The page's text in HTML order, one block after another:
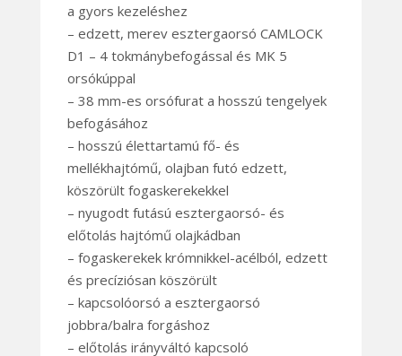
a gyors kezeléshez
– edzett, merev esztergaorsó CAMLOCK
D1 – 4 tokmánybefogással és MK 5
orsókúppal
– 38 mm-es orsófurat a hosszú tengelyek
befogásához
– hosszú élettartamú fő- és
mellékhajtómű, olajban futó edzett,
köszörült fogaskerekekkel
– nyugodt futású esztergaorsó- és
előtolás hajtómű olajkádban
– fogaskerekek krómnikkel-acélból, edzett
és precíziósan köszörült
– kapcsolóorsó a esztergaorsó
jobbra/balra forgáshoz
– előtolás irányváltó kapcsoló